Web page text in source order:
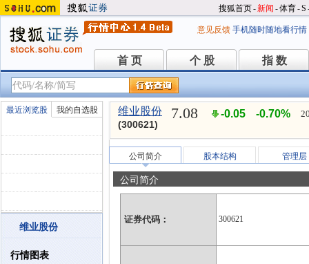
搜狐首页-新闻 -体育-S
意见反馈 手机随时随地看行情
首 页
首 页 个 股
个 股 指 数
指 数
最近浏览股 我的自选股
维业股份
行情图表
维业股份
(300621)
7.08 -0.05 -0.70%
公司简介 股本结构 管理层
公司简介
证券代码： 300621